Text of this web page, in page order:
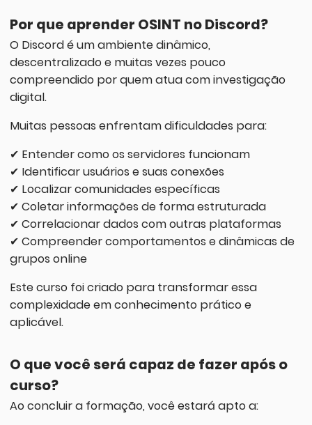
Por que aprender OSINT no Discord?
O Discord é um ambiente dinâmico,
descentralizado e muitas vezes pouco
compreendido por quem atua com investigação
digital.
Muitas pessoas enfrentam dificuldades para:
✔ Entender como os servidores funcionam
✔ Identificar usuários e suas conexões
✔ Localizar comunidades específicas
✔ Coletar informações de forma estruturada
✔ Correlacionar dados com outras plataformas
✔ Compreender comportamentos e dinâmicas de
grupos online
Este curso foi criado para transformar essa
complexidade em conhecimento prático e
aplicável.
O que você será capaz de fazer após o
curso?
Ao concluir a formação, você estará apto a: